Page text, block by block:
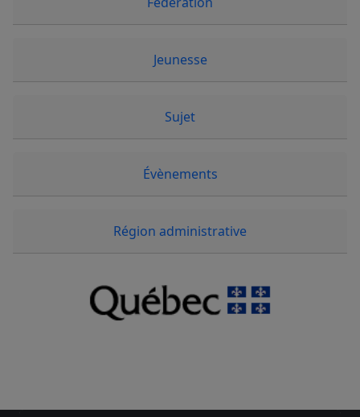
Jeunesse
Sujet
Évènements
Région administrative